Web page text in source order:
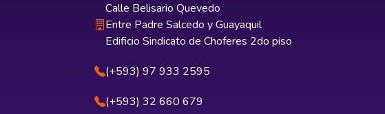
Calle Belisario Quevedo
Entre Padre Salcedo y Guayaquil
Edificio Sindicato de Choferes 2do piso
(+593) 97 933 2595
(+593) 32 660 679